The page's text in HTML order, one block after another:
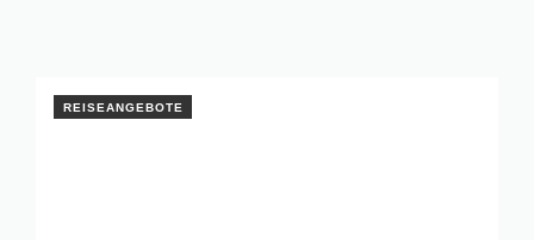
REISEANGEBOTE